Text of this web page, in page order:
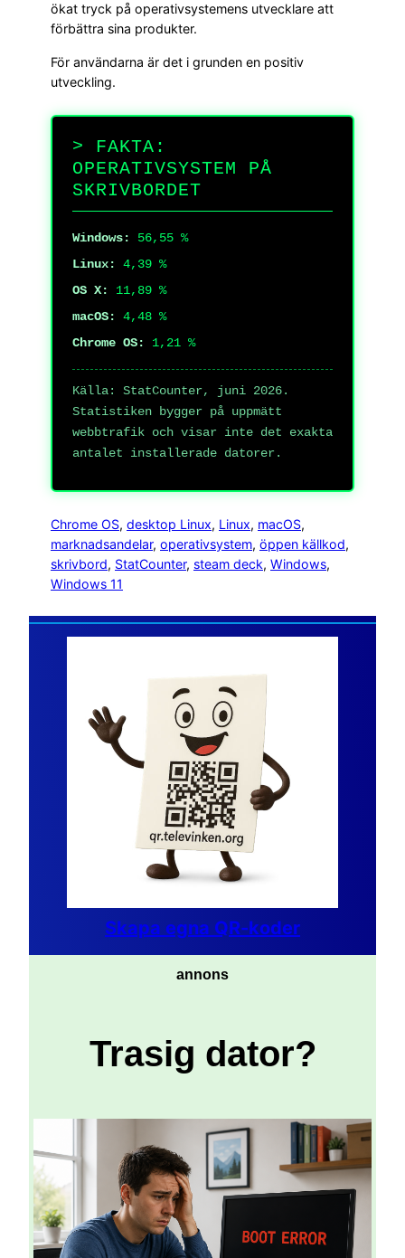
ökat tryck på operativsystemens utvecklare att
förbättra sina produkter.
För användarna är det i grunden en positiv
utveckling.
FAKTA:
OPERATIVSYSTEM PÅ
SKRIVBORDET
Windows:
56,55 %
Linux:
4,39 %
OS X:
11,89 %
macOS:
4,48 %
Chrome OS:
1,21 %
Källa: StatCounter, juni 2026.
Statistiken bygger på uppmätt
webbtrafik och visar inte det exakta
antalet installerade datorer.
Chrome OS, desktop Linux, Linux, macOS
marknadsandelar, operativsystem, öppen källkod
skrivbord, StatCounter, steam deck, Windows
Windows 11
Skapa egna QR-koder
annons
Trasig dator?